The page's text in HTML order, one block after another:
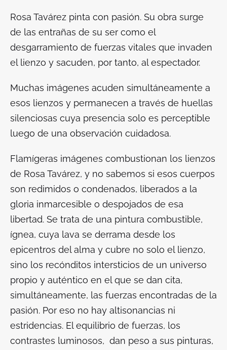
Rosa Tavárez pinta con pasión. Su obra surge
de las entrañas de su ser como el
desgarramiento de fuerzas vitales que invaden
el lienzo y sacuden, por tanto, al espectador.
Muchas imágenes acuden simultáneamente a
esos lienzos y permanecen a través de huellas
silenciosas cuya presencia solo es perceptible
luego de una observación cuidadosa.
Flamígeras imágenes combustionan los lienzos
de Rosa Tavárez, y no sabemos si esos cuerpos
son redimidos o condenados, liberados a la
gloria inmarcesible o despojados de esa
libertad. Se trata de una pintura combustible,
ígnea, cuya lava se derrama desde los
epicentros del alma y cubre no solo el lienzo,
sino los recónditos intersticios de un universo
propio y auténtico en el que se dan cita,
simultáneamente, las fuerzas encontradas de la
pasión. Por eso no hay altisonancias ni
estridencias. El equilibrio de fuerzas, los
contrastes luminosos, dan peso a sus pinturas,